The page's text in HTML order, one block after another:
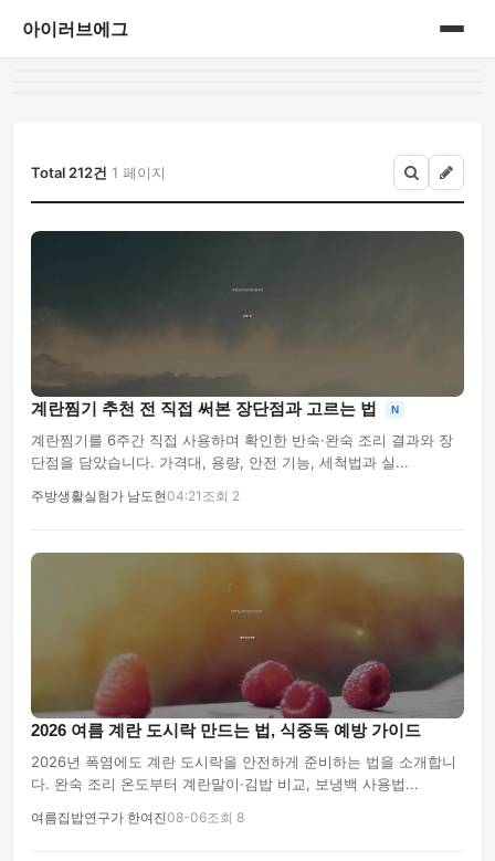
아이러브에그
Total 212건 1 페이지
계란찜기 추천 전 직접 써본 장단점과 고르는 법 N
계란찜기를 6주간 직접 사용하며 확인한 반숙·완숙 조리 결과와 장
단점을 담았습니다. 가격대, 용량, 안전 기능, 세척법과 실...
주방생활실험가 남도현04:21 조회 2
2026 여름 계란 도시락 만드는 법, 식중독 예방 가이드
2026년 폭염에도 계란 도시락을 안전하게 준비하는 법을 소개합니
다. 완숙 조리 온도부터 계란말이·김밥 비교, 보냉백 사용법...
여름집밥연구가 한여진08-06조회 8